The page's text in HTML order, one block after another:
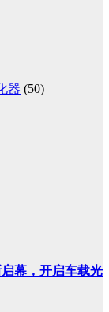
器 (50)
幕，开启车载光